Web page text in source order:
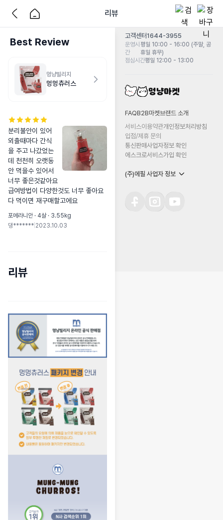
리뷰
Best Review
멍냥빌리지
멍멍츄러스
분리불안이 있어
외출때마다 간식
을 주고 나갔었는
데 천천히 오랫동
안 먹을수 있어서
너무 좋은것같아요
급여방법이 다양한것도 너무 좋아요
다 먹이면 재구매할고에요
포메라니안 · 4살 · 3.55kg
댕******* 2023.10.03
리뷰
고객센터1644-3955
운영시
간
평일 10:00 - 16:00 (주말, 공
휴일 휴무)
점심시간평일 12:00 - 13:00
FAQB2B마켓 브랜드 소개
서비스이용약관개인정보처리방침
입점/제휴 문의
통신판매사업자정보 확인
에스크로서비스가입 확인
(주)에필 사업자 정보